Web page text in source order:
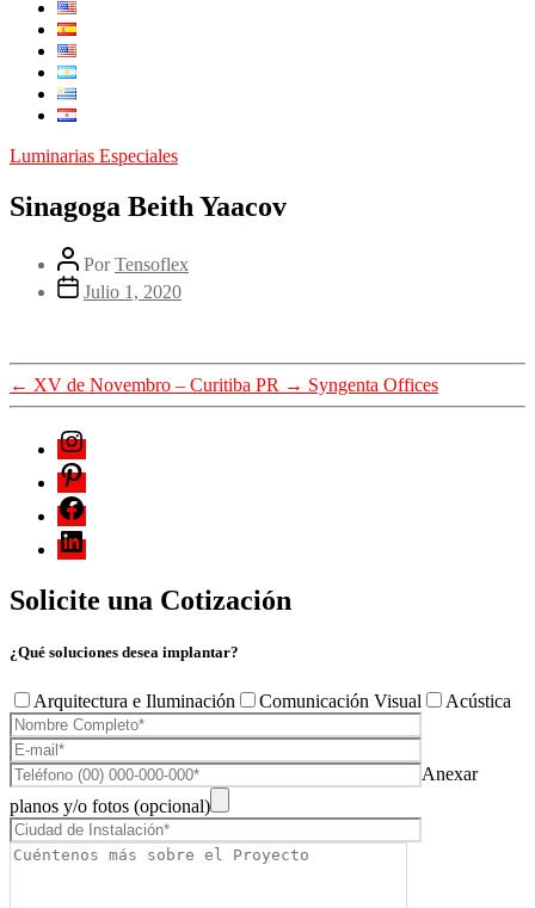
Luminarias Especiales
Sinagoga Beith Yaacov
PorTensoflex
Julio 1, 2020
← XV de Novembro – Curitiba PR → Syngenta Offices
Solicite una Cotización
¿Qué soluciones desea implantar?
Arquitectura e Iluminación Comunicación Visual Acústica
Anexar
planos y/o fotos (opcional)